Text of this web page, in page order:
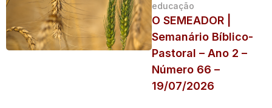
educação
O SEMEADOR |
Semanário Bíblico-
Pastoral – Ano 2 –
Número 66 –
19/07/2026